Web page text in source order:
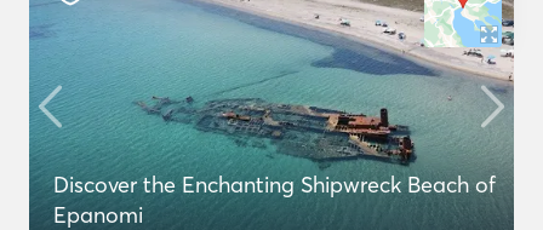
Discover the Enchanting Shipwreck Beach of
Epanomi